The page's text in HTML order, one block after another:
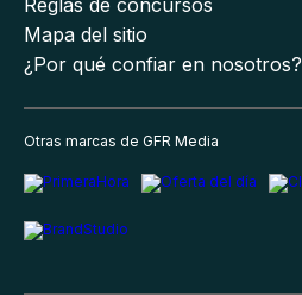
Mapa del sitio
¿Por qué confiar en nosotros?
Otras marcas de GFR Media